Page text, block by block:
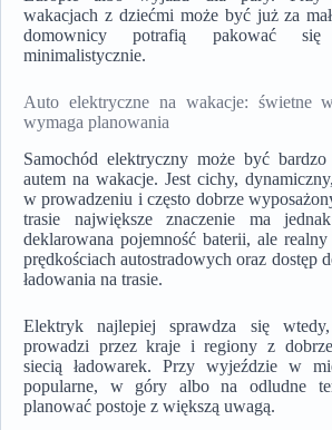
wakacjach z dziećmi może być już za
domownicy potrafią pakować się
minimalistycznie.
Auto elektryczne na wakacje: świetne
wymaga planowania
Samochód elektryczny może być
autem na wakacje. Jest cichy,
w prowadzeniu i często dobrze
trasie największe znaczenie ma
deklarowana pojemność baterii, ale
prędkościach autostradowych oraz dostęp
ładowania na trasie.
Elektryk najlepiej sprawdza się
prowadzi przez kraje i regiony z
siecią ładowarek. Przy wyjeździe w
popularne, w góry albo na odludne
planować postoje z większą uwagą.